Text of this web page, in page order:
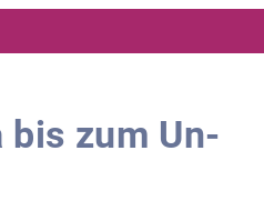
bis zum Un-